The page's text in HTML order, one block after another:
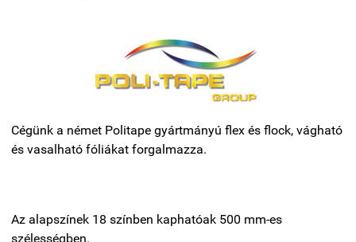
Cégünk a német Politape gyártmányú flex és flock, vágható
és vasalható fóliákat forgalmazza.
Az alapszínek 18 színben kaphatóak 500 mm-es
szélességben.